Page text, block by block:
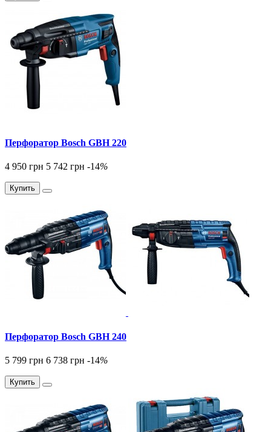
Перфоратор Bosch GBH 220
4 950 грн 5 742 грн -14%
Купить
Перфоратор Bosch GBH 240
5 799 грн 6 738 грн -14%
Купить